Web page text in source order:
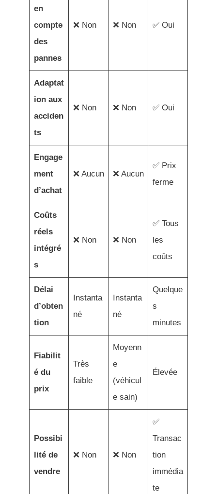
en
compte
des
pannes
❌ Non ❌ Non ✅ Oui
Adaptat
ion aux
acciden
ts
❌ Non ❌ Non ✅ Oui
Engage
ment
d’achat
❌ Aucun ❌ Aucun
✅ Prix
ferme
Coûts
réels
intégré
s
❌ Non ❌ Non
✅ Tous
les
coûts
Délai
d’obten
tion
Instanta
né
Instanta
né
Quelque
s
minutes
Fiabilit
é du
prix
Très
faible
Moyenn
e
(véhicul
e sain)
Élevée
Possibi
lité de
vendre
❌ Non ❌ Non
✅
Transac
tion
immédia
te